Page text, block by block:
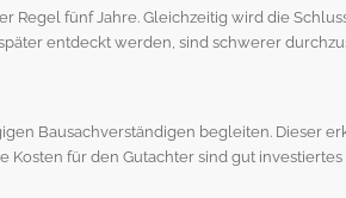
Regel fünf Jahre. Gleichzeitig wird die
entdeckt werden, sind schwerer
Bausachverständigen begleiten. Dieser
Kosten für den Gutachter sind gut